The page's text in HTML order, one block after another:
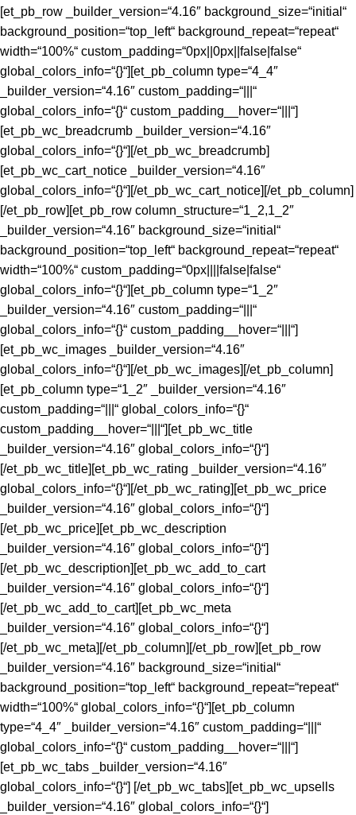
[et_pb_row _builder_version=“4.16″ background_size=“initial“
background_position=“top_left“ background_repeat=“repeat“
width=“100%“ custom_padding=“0px||0px||false|false“
global_colors_info=“{}“][et_pb_column type=“4_4″
_builder_version=“4.16″ custom_padding=“|||“
global_colors_info=“{}“ custom_padding__hover=“|||“]
[et_pb_wc_breadcrumb _builder_version=“4.16″
global_colors_info=“{}“][/et_pb_wc_breadcrumb]
[et_pb_wc_cart_notice _builder_version=“4.16″
global_colors_info=“{}“][/et_pb_wc_cart_notice][/et_pb_column]
[/et_pb_row][et_pb_row column_structure=“1_2,1_2″
_builder_version=“4.16″ background_size=“initial“
background_position=“top_left“ background_repeat=“repeat“
width=“100%“ custom_padding=“0px||||false|false“
global_colors_info=“{}“][et_pb_column type=“1_2″
_builder_version=“4.16″ custom_padding=“|||“
global_colors_info=“{}“ custom_padding__hover=“|||“]
[et_pb_wc_images _builder_version=“4.16″
global_colors_info=“{}“][/et_pb_wc_images][/et_pb_column]
[et_pb_column type=“1_2″ _builder_version=“4.16″
custom_padding=“|||“ global_colors_info=“{}“
custom_padding__hover=“|||“][et_pb_wc_title
_builder_version=“4.16″ global_colors_info=“{}“]
[/et_pb_wc_title][et_pb_wc_rating _builder_version=“4.16″
global_colors_info=“{}“][/et_pb_wc_rating][et_pb_wc_price
_builder_version=“4.16″ global_colors_info=“{}“]
[/et_pb_wc_price][et_pb_wc_description
_builder_version=“4.16″ global_colors_info=“{}“]
[/et_pb_wc_description][et_pb_wc_add_to_cart
_builder_version=“4.16″ global_colors_info=“{}“]
[/et_pb_wc_add_to_cart][et_pb_wc_meta
_builder_version=“4.16″ global_colors_info=“{}“]
[/et_pb_wc_meta][/et_pb_column][/et_pb_row][et_pb_row
_builder_version=“4.16″ background_size=“initial“
background_position=“top_left“ background_repeat=“repeat“
width=“100%“ global_colors_info=“{}“][et_pb_column
type=“4_4″ _builder_version=“4.16″ custom_padding=“|||“
global_colors_info=“{}“ custom_padding__hover=“|||“]
[et_pb_wc_tabs _builder_version=“4.16″
global_colors_info=“{}“] [/et_pb_wc_tabs][et_pb_wc_upsells
_builder_version=“4.16″ global_colors_info=“{}“]